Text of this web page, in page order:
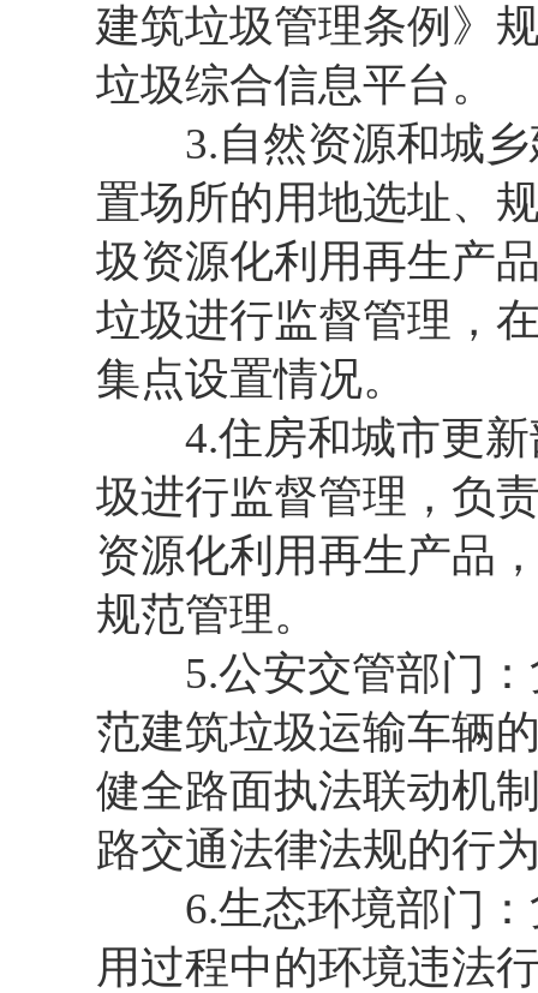
建筑垃圾管理条例》
垃圾综合信息平台。
3.自然资源和城乡
置场所的用地选址、
圾资源化利用再生产
垃圾进行监督管理，
集点设置情况。
4.住房和城市更新
圾进行监督管理，负
资源化利用再生产品
规范管理。
5.公安交管部门：
范建筑垃圾运输车辆
健全路面执法联动机
路交通法律法规的行
6.生态环境部门：
用过程中的环境违法